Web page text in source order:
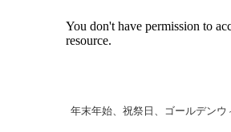
年末年始、祝祭日、ゴールデンウ